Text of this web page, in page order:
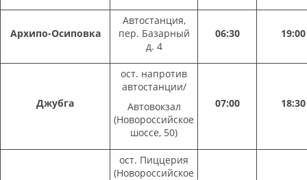
Архипо-Осиповка
Автостанция,
пер. Базарный
д. 4
06:30 19:00
Джубга
ост. напротив
автостанции/
Автовокзал
(Новороссийское
шоссе, 50)
07:00 18:30
ост. Пиццерия
(Новороссийское